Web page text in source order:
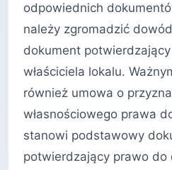
odpowiednich
należy zgromadzić
dokument
właściciela lokalu.
również umowa o
własnościowego prawa
stanowi podstawowy
potwierdzający prawo do